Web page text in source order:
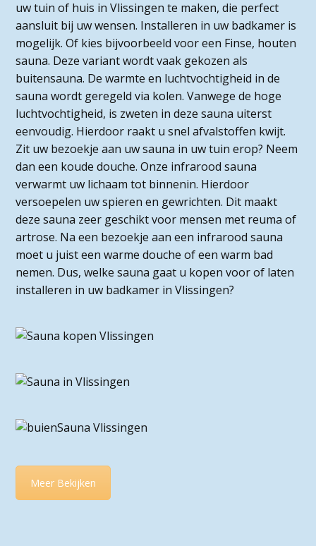
uw tuin of huis in Vlissingen te maken, die perfect
aansluit bij uw wensen. Installeren in uw badkamer is
mogelijk. Of kies bijvoorbeeld voor een Finse, houten
sauna. Deze variant wordt vaak gekozen als
buitensauna. De warmte en luchtvochtigheid in de
sauna wordt geregeld via kolen. Vanwege de hoge
luchtvochtigheid, is zweten in deze sauna uiterst
eenvoudig. Hierdoor raakt u snel afvalstoffen kwijt.
Zit uw bezoekje aan uw sauna in uw tuin erop? Neem
dan een koude douche. Onze infrarood sauna
verwarmt uw lichaam tot binnenin. Hierdoor
versoepelen uw spieren en gewrichten. Dit maakt
deze sauna zeer geschikt voor mensen met reuma of
artrose. Na een bezoekje aan een infrarood sauna
moet u juist een warme douche of een warm bad
nemen. Dus, welke sauna gaat u kopen voor of laten
installeren in uw badkamer in Vlissingen?
Meer Bekijken